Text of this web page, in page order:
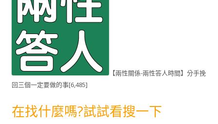
【兩性關係-兩性答人時間】分手挽
回三個一定要做的事[6,485]
在找什麼嗎?試試看搜一下